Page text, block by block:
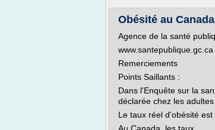
Obésité au
Agence de la santé
www.santepublique.gc.ca
Remerciements
Points Saillants :
Dans l'Enquête sur la
déclarée chez les
Le taux réel d'obésité